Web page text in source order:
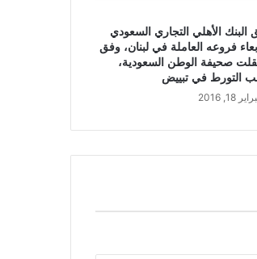
البنك الأهلي التجاري السعودي
فروعه العاملة في لبنان، وفق
صحيفة الوطن السعودية،
التورط في تبييض
18, 2016